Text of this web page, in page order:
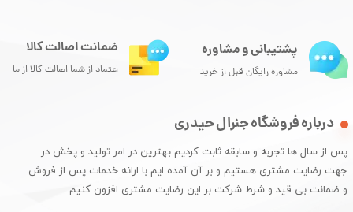
درباره فروشگاه جنرال حیدری
پس از سال ها تجربه و سابقه ثابت کردیم بهترین در امر تولید و پخش در
جهت رضایت مشتری هستیم و بر آن آمده ایم با ارائه خدمات پس از فروش
و ضمانت بی قید و شرط شرکت بر این رضایت مشتری افزون کنیم...​​​​​​​
پشتیبانی و مشاوره
مشاوره رایگان قبل از خرید
ضمانت اصالت کالا
اعتماد از شما اصالت کالا از ما